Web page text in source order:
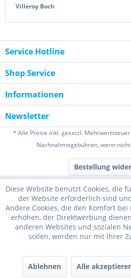
Villeroy Boch
Service Hotline
Shop Service
Informationen
Newsletter
* Alle Preise inkl. gesetzl. Mehrwertsteuer
Nachnahmegebühren, wenn
Bestellung
Diese Website benutzt Cookies, die
der Website erforderlich sind
Andere Cookies, die den Komfort
erhöhen, der Direktwerbung
anderen Websites und sozialen
sollen, werden nur mit Ihrer
Ablehnen Alle